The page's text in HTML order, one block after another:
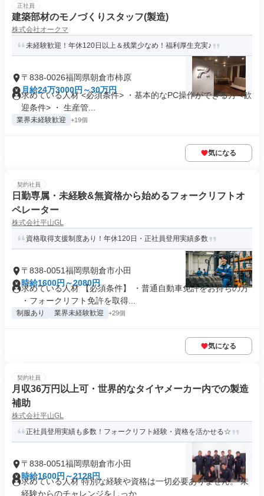
正社員
建築部材のモノづくりスタッフ(製造)
株式会社オークマ
未経験歓迎！年休120日以上＆残業少なめ！福利厚生充実♪
〒838-0026福岡県朝倉市柿原
月給24万3000円～30万円
求めている人材 <必須条件> ・基本的なPC操作ができる方 <歓
迎条件> ・ 生産管...
業界未経験歓迎 +19個
気になる
契約社員
日勤専属・未経験&無資格から始めるフォークリフトオ
ペレーター
株式会社平山GL
資格取得支援制度あり！年休120日・正社員登用実績多数
〒838-0051福岡県朝倉市小田
時給1600円～2080円
求めている人材 【必須条件】 ・普通自動車免許をお持ちの方
・フォークリフト免許を取得...
制服あり 業界未経験歓迎 +29個
気になる
契約社員
月収36万円以上可・世界的なタイヤメーカー内での製造
補助
株式会社平山GL
正社員登用実績も多数！フォークリフト経験・資格を活かせる☆
〒838-0051福岡県朝倉市小田
時給1600円～2128円
求めている人材 特別な経験や資格は一切必要ありません。 未
経験からのチャレンジをしっか...